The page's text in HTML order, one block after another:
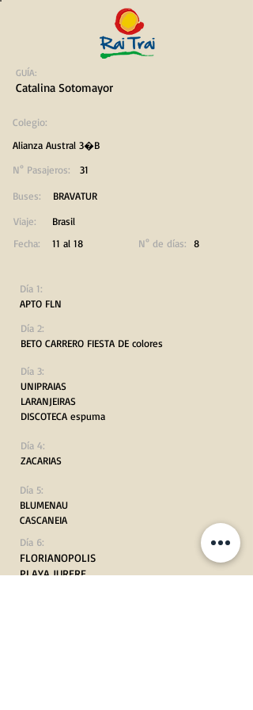
GUÍA:
Catalina Sotomayor
Colegio:
Alianza Austral 3�B
N° Pasajeros:
31
Buses:
BRAVATUR
Viaje:
Brasil
Fecha:
11 al 18 N° de días: 8
Día 1:
APTO FLN
Día 2:
BETO CARRERO FIESTA DE colores
Día 3:
UNIPRAIAS
LARANJEIRAS
DISCOTECA espuma
Día 4:
ZACARIAS
Día 5:
BLUMENAU
CASCANEIA
Día 6:
FLORIANOPOLIS
PLAYA JURERE